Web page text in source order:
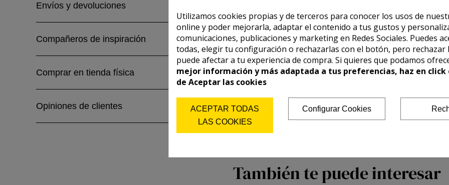
Envíos y devoluciones
Compañeros de inspiración
Comprar en tienda física
Opiniones de clientes
También te puede interesar
Utilizamos cookies propias y de terceros para conocer los usos de
online y poder mejorarla, adaptar el contenido a tus gustos y
comunicaciones, publicaciones y marketing en Redes Sociales. Puedes
todas, elegir tu configuración o rechazarlas con el botón, pero rechazar
puede afectar a tu experiencia de compra. Si quieres que podamos
mejor información y más adaptada a tus preferencias, haz en click
de Aceptar las cookies
ACEPTAR TODAS
LAS COOKIES
Configurar Cookies